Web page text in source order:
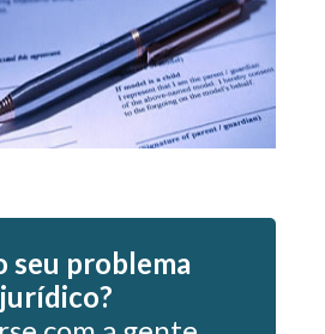
seu problema
jurídico?